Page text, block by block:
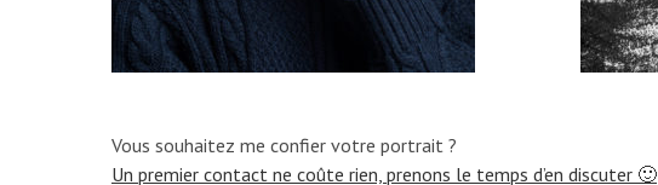
Vous souhaitez me confier votre portrait ?
Un premier contact ne coûte rien, prenons le temps d’en discuter 🙂